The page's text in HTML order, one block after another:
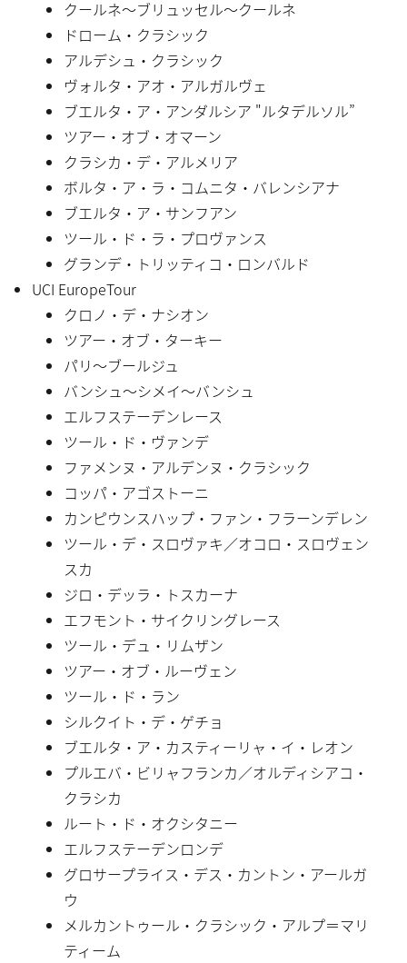
クールネ〜ブリュッセル〜クールネ
ドローム・クラシック
アルデシュ・クラシック
ヴォルタ・アオ・アルガルヴェ
ブエルタ・ア・アンダルシア "ルタデルソル”
ツアー・オブ・オマーン
クラシカ・デ・アルメリア
ボルタ・ア・ラ・コムニタ・バレンシアナ
ブエルタ・ア・サンフアン
ツール・ド・ラ・プロヴァンス
グランデ・トリッティコ・ロンバルド
UCI EuropeTour
クロノ・デ・ナシオン
ツアー・オブ・ターキー
パリ〜ブールジュ
バンシュ〜シメイ〜バンシュ
エルフステーデンレース
ツール・ド・ヴァンデ
ファメンヌ・アルデンヌ・クラシック
コッパ・アゴストーニ
カンピウンスハップ・ファン・フラーンデレン
ツール・デ・スロヴァキ／オコロ・スロヴェン
スカ
ジロ・デッラ・トスカーナ
エフモント・サイクリングレース
ツール・デュ・リムザン
ツアー・オブ・ルーヴェン
ツール・ド・ラン
シルクイト・デ・ゲチョ
ブエルタ・ア・カスティーリャ・イ・レオン
プルエバ・ビリャフランカ／オルディシアコ・
クラシカ
ルート・ド・オクシタニー
エルフステーデンロンデ
グロサープライス・デス・カントン・アールガ
ウ
メルカントゥール・クラシック・アルプ＝マリ
ティーム